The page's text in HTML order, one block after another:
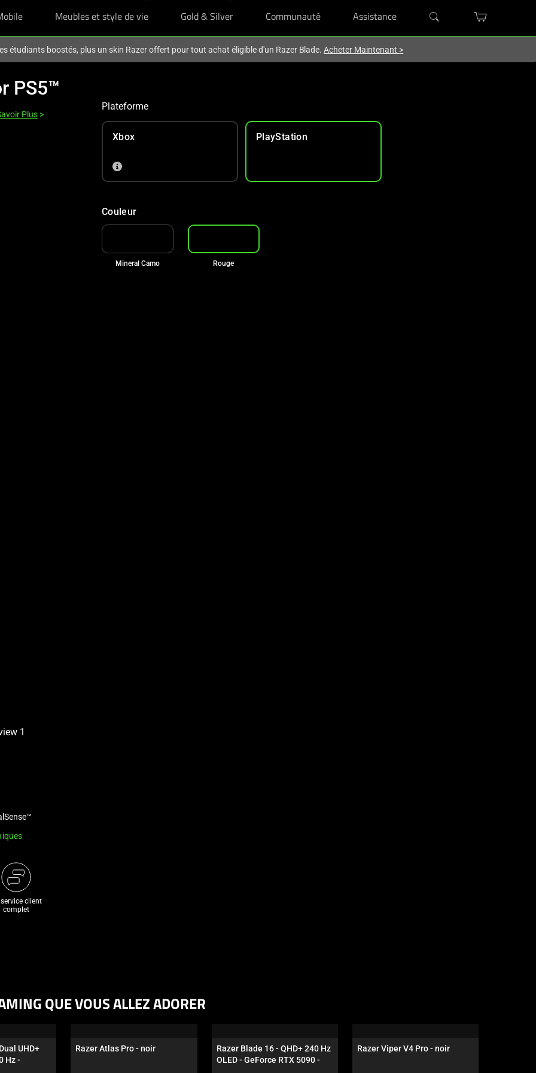
Meubles et style de vie Gold & Silver Communauté Assistance
étudiants boostés, plus un skin Razer offert pour tout achat éligible d'un Razer Blade.Acheter Maintenant >
PS5™
Plus >
client
complet
Plateforme
Xbox PlayStation
Couleur
Mineral Camo Rouge
QUE VOUS ALLEZ ADORER
UHD+
Hz -
Razer Atlas Pro - noir
Razer Blade 16 - QHD+ 240 Hz
OLED - GeForce RTX 5090 -
Razer Viper V4 Pro - noir